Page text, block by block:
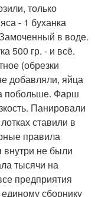
только
- 1 буханка
в воде.
500 гр. - и всё.
(обрезки
добавляли, яйца
побольше. Фарш
Панировали
ставили в
правила
внутри не были
тысячи на
предприятия
сборнику